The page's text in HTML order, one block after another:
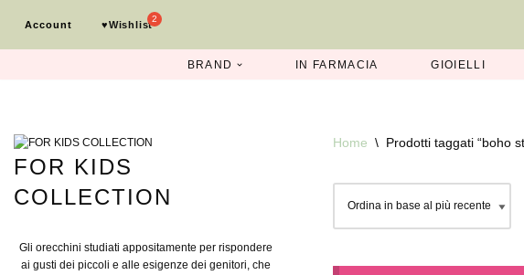
Vai
Account ♥︎Wishlist
BRAND IN FARMACIA GIOIELLI
FOR KIDS
COLLECTION
Gli orecchini studiati appositamente per rispondere
ai gusti dei piccoli e alle esigenze dei genitori, che
Home \ Prodotti taggati “boho